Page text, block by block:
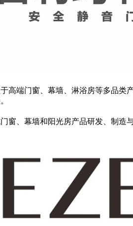
高端门窗、幕墙、淋浴房等多品类
窗、幕墙和阳光房产品研发、制造